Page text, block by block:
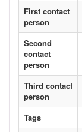
First contact
person
Second
contact
person
Third contact
person
Tags